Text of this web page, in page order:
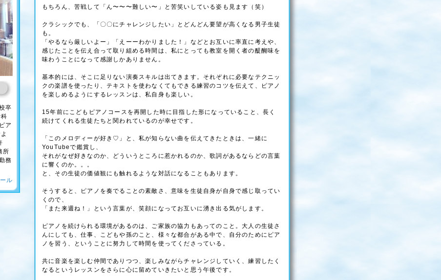
卒
ア
所
務
ル
もちろん、苦戦して「ん〜〜〜難しい〜」と苦笑いしている姿も見ます（笑）
クラシックでも、「〇〇にチャレンジしたい」とどんどん要望が高くなる男子生徒
も。
「やるなら厳しいよー」「えーーわかりました！」などとお互いに率直に考えや、
感じたことを伝え合って取り組める時間は、私にとっても教室を開く者の醍醐味を
味わうことになって感謝しかありません。
基本的には、そこに足りない演奏スキルは出てきます。それぞれに必要なテクニッ
クの楽譜を使ったり、テキストを使わなくてもできる練習のコツを伝えて、ピアノ
を楽しめるようにするレッスンは、私自身も楽しい。
15年前にこどもピアノコースを再開した時に目指した形になっていること、長く
続けてくれる生徒たちと関われているのが幸せです。
「このメロディーが好き♡」と、私が知らない曲を伝えてきたときは、一緒に
YouTubeで鑑賞し、
それがなぜ好きなのか、どういうところに惹かれるのか、歌詞があるならどの言葉
に響くのか。。。
と、その生徒の価値観にも触れるような対話になることもあります。
そうすると、ピアノを奏でることの素敵さ、意味を生徒自身が自身で感じ取ってい
くので、
「また来週ね！」という言葉が、笑顔になってお互いに湧き出る気がします。
ピアノを続けられる環境があるのは、ご家族の協力もあってのこと。大人の生徒さ
んにしても、仕事、こどもや孫のこと、様々な都合がある中で、自分のためにピア
ノを習う、ということに努力して時間を使ってくださっている。
共に音楽を楽しむ仲間でありつつ、楽しみながらチャレンジしていく、練習したく
なるというレッスンをさらに心に留めていきたいと思う午後です。